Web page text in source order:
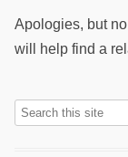
Apologies, but
will help find a